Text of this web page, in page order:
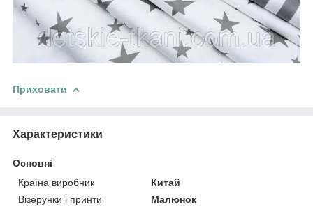
Приховати
Характеристики
Основні
Країна виробник
Китай
Візерунки і принти
Малюнок